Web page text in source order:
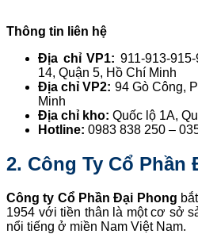
Thông tin liên hệ
Địa chỉ VP1: 911-913-
14, Quận 5, Hồ Chí Minh
Địa chỉ VP2: 94 Gò Công,
Minh
Địa chỉ kho: Quốc lộ 1A,
Hotline: 0983 838 250 –
2. Công Ty Cổ Phần
Công ty Cổ Phần Đại Phong
1954 với tiền thân là một cơ sở
nổi tiếng ở miền Nam Việt Nam.